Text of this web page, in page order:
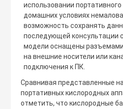
использовании
домашних условиях
возможность сохранять
последующей консультации
модели оснащены
на внешние носители или
подключения к ПК.
Сравнивая представленные
портативных кислородных
отметить, что кислородные